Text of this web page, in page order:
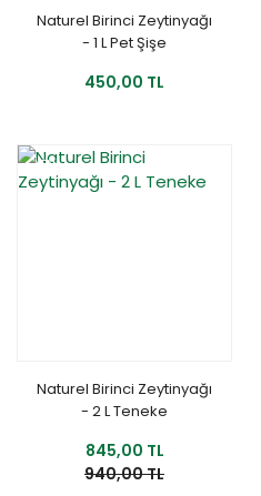
Naturel Birinci Zeytinyağı
- 1 L Pet Şişe
450,00 TL
YENİ
Naturel Birinci Zeytinyağı
- 2 L Teneke
845,00 TL
940,00 TL